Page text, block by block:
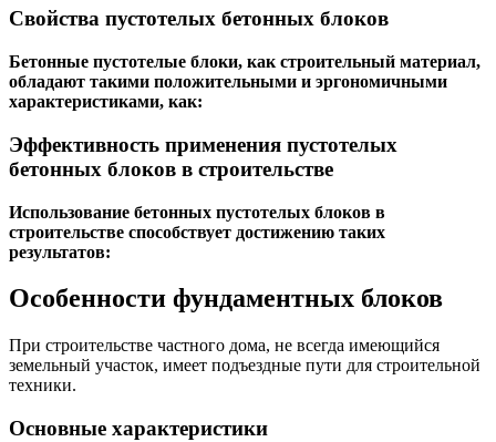
Свойства пустотелых бетонных блоков
Бетонные пустотелые блоки, как строительный материал,
обладают такими положительными и эргономичными
характеристиками, как:
Эффективность применения пустотелых
бетонных блоков в строительстве
Использование бетонных пустотелых блоков в
строительстве способствует достижению таких
результатов:
Особенности фундаментных блоков
При строительстве частного дома, не всегда имеющийся
земельный участок, имеет подъездные пути для строительной
техники.
Основные характеристики